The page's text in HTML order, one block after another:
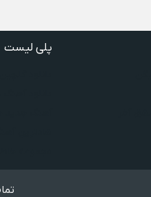
پلی لیست